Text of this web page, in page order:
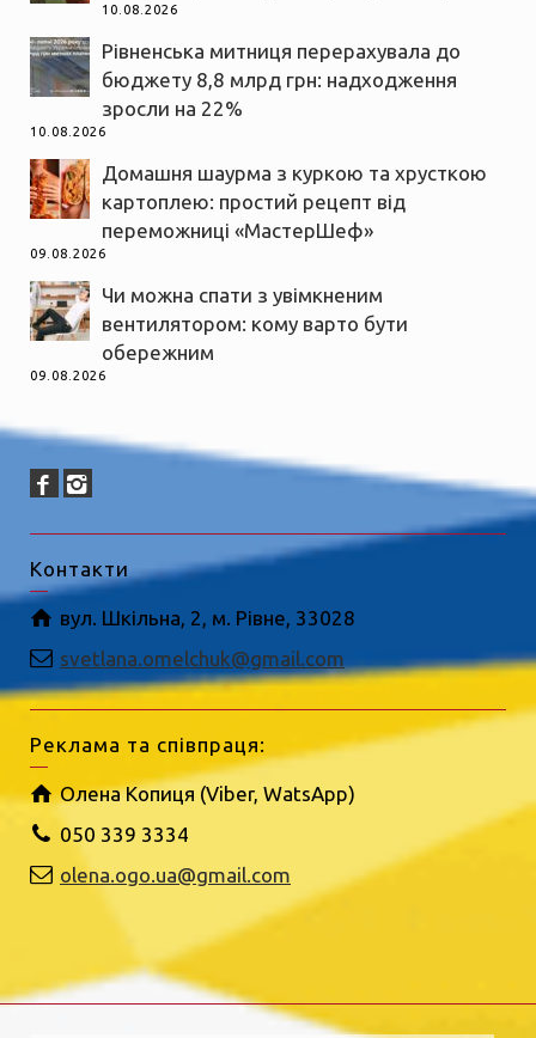
10.08.2026
Рівненська митниця перерахувала до
бюджету 8,8 млрд грн: надходження
зросли на 22%
10.08.2026
Домашня шаурма з куркою та хрусткою
картоплею: простий рецепт від
переможниці «МастерШеф»
09.08.2026
Чи можна спати з увімкненим
вентилятором: кому варто бути
обережним
09.08.2026
Контакти
вул. Шкільна, 2, м. Рівне, 33028
svetlana.omelchuk@gmail.com
Реклама та співпраця:
Олена Копиця (Viber, WatsApp)
050 339 3334
olena.ogo.ua@gmail.com